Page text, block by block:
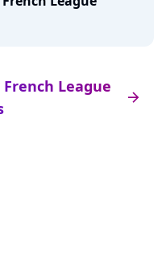
arrow_right
League